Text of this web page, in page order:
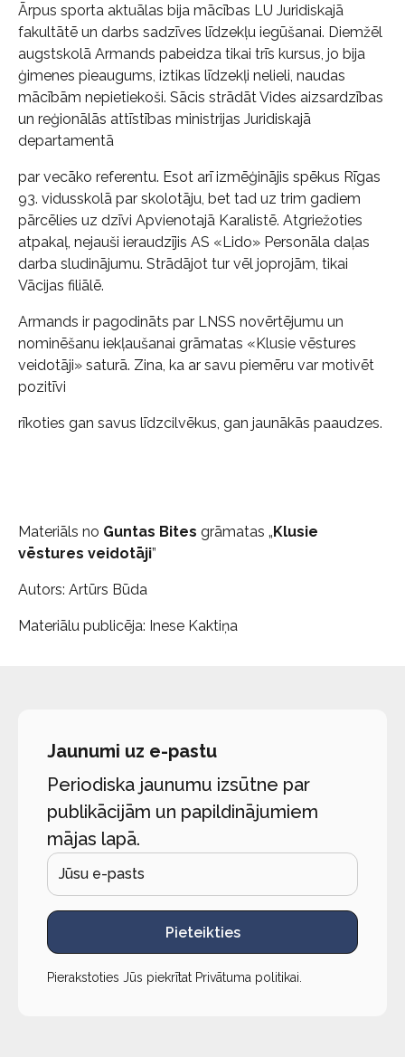
Ārpus sporta aktuālas bija mācības LU Juridiskajā
fakultātē un darbs sadzīves līdzekļu iegūšanai. Diemžēl
augstskolā Armands pabeidza tikai trīs kursus, jo bija
ģimenes pieaugums, iztikas līdzekļi nelieli, naudas
mācībām nepietiekoši. Sācis strādāt Vides aizsardzības
un reģionālās attīstības ministrijas Juridiskajā
departamentā
par vecāko referentu. Esot arī izmēģinājis spēkus Rīgas
93. vidusskolā par skolotāju, bet tad uz trim gadiem
pārcēlies uz dzīvi Apvienotajā Karalistē. Atgriežoties
atpakaļ, nejauši ieraudzījis AS «Lido» Personāla daļas
darba sludinājumu. Strādājot tur vēl joprojām, tikai
Vācijas filiālē.
Armands ir pagodināts par LNSS novērtējumu un
nominēšanu iekļaušanai grāmatas «Klusie vēstures
veidotāji» saturā. Zina, ka ar savu piemēru var motivēt
pozitīvi
rīkoties gan savus līdzcilvēkus, gan jaunākās paaudzes.
Materiāls no Guntas Bites grāmatas „Klusie
vēstures veidotāji”
Autors: Artūrs Būda
Materiālu publicēja: Inese Kaktiņa
Jaunumi uz e-pastu
Periodiska jaunumu izsūtne par
publikācijām un papildinājumiem
mājas lapā.
Pieteikties
Pierakstoties Jūs piekrītat Privātuma politikai